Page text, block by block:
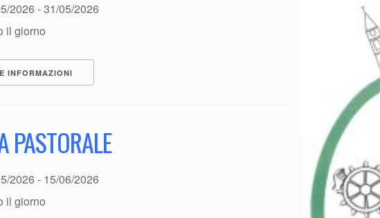
2026 - 31/05/2026
il giorno
INFORMAZIONI
PASTORALE
2026 - 15/06/2026
il giorno